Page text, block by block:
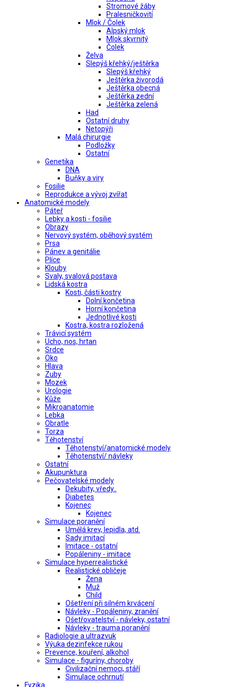
Stromové žáby
Pralesničkovití
Mlok / Čolek
Alpský mlok
Mlok skvrnitý
Čolek
Želva
Slepýš křehký/ještěrka
Slepýš křehký
Ještěrka živorodá
Ještěrka obecná
Ještěrka zední
Ještěrka zelená
Had
Ostatní druhy
Netopýři
Malá chirurgie
Podložky
Ostatní
Genetika
DNA
Buňky a viry
Fosilie
Reprodukce a vývoj zvířat
Anatomické modely
Páteř
Lebky a kosti - fosilie
Obrazy
Nervový systém, oběhový systém
Prsa
Pánev a genitálie
Plíce
Klouby
Svaly, svalová postava
Lidská kostra
Kosti, části kostry
Dolní končetina
Horní končetina
Jednotlivé kosti
Kostra, kostra rozložená
Trávicí systém
Ucho, nos, hrtan
Srdce
Oko
Hlava
Zuby
Mozek
Urologie
Kůže
Mikroanatomie
Lebka
Obratle
Torza
Těhotenství
Těhotenství/anatomické modely
Těhotenství/ návleky
Ostatní
Akupunktura
Pečovatelské modely
Dekubity, vředy..
Diabetes
Kojenec
Kojenec
Simulace poranění
Umělá krev, lepidla, atd.
Sady imitací
Imitace - ostatní
Popáleniny - imitace
Simulace hyperrealistické
Realistické obličeje
Žena
Muž
Child
Ošetření při silném krvácení
Návleky - Popáleniny, zranění
Ošetřovatelství - návleky, ostatní
Návleky - trauma poranění
Radiologie a ultrazvuk
Výuka dezinfekce rukou
Prevence, kouření, alkohol
Simulace - figuríny, choroby
Civilizační nemoci, stáří
Simulace ochrnutí
Fyzika